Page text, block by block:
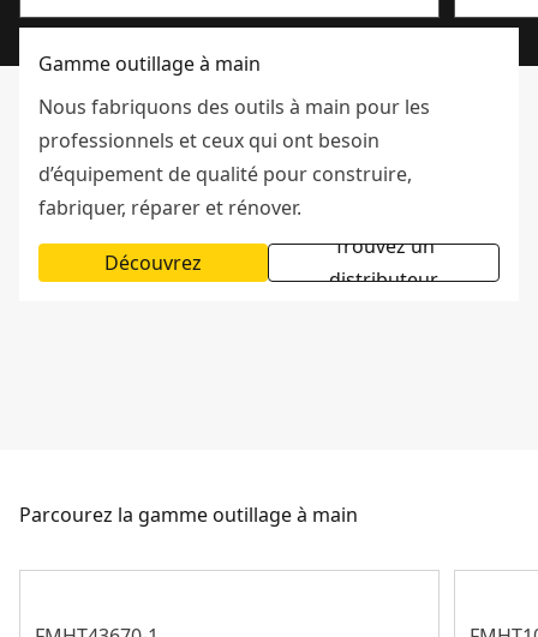
Gamme outillage à main
Nous fabriquons des outils à main pour les
professionnels et ceux qui ont besoin
d’équipement de qualité pour construire,
fabriquer, réparer et rénover.
Découvrez
Trouvez un
distributeur
Parcourez la gamme outillage à main